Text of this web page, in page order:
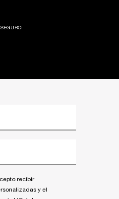
SEGURO
recibir
y el